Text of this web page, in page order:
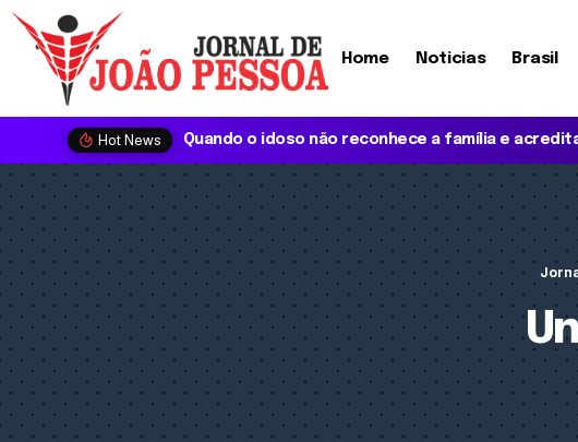
Home Noticias Brasil
Hot News